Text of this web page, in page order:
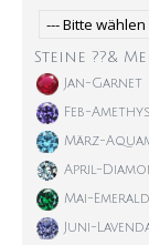
Steine ??&
Jan-Garnet
Feb-
März-
April-
Mai-Emerald
Juni-